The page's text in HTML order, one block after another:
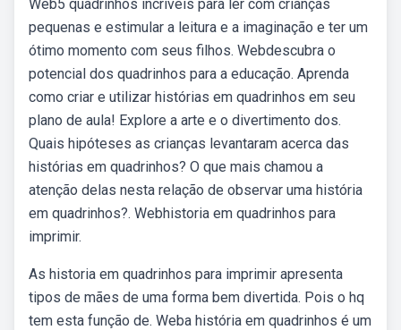
Web5 quadrinhos incríveis para ler com crianças
pequenas e estimular a leitura e a imaginação e ter um
ótimo momento com seus filhos. Webdescubra o
potencial dos quadrinhos para a educação. Aprenda
como criar e utilizar histórias em quadrinhos em seu
plano de aula! Explore a arte e o divertimento dos.
Quais hipóteses as crianças levantaram acerca das
histórias em quadrinhos? O que mais chamou a
atenção delas nesta relação de observar uma história
em quadrinhos?. Webhistoria em quadrinhos para
imprimir.
As historia em quadrinhos para imprimir apresenta
tipos de mães de uma forma bem divertida. Pois o hq
tem esta função de. Weba história em quadrinhos é um